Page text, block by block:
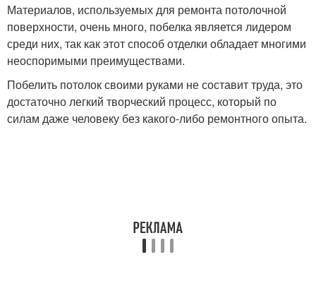
Материалов, используемых для ремонта потолочной
поверхности, очень много, побелка является лидером
среди них, так как этот способ отделки обладает многими
неоспоримыми преимуществами.
Побелить потолок своими руками не составит труда, это
достаточно легкий творческий процесс, который по
силам даже человеку без какого-либо ремонтного опыта.